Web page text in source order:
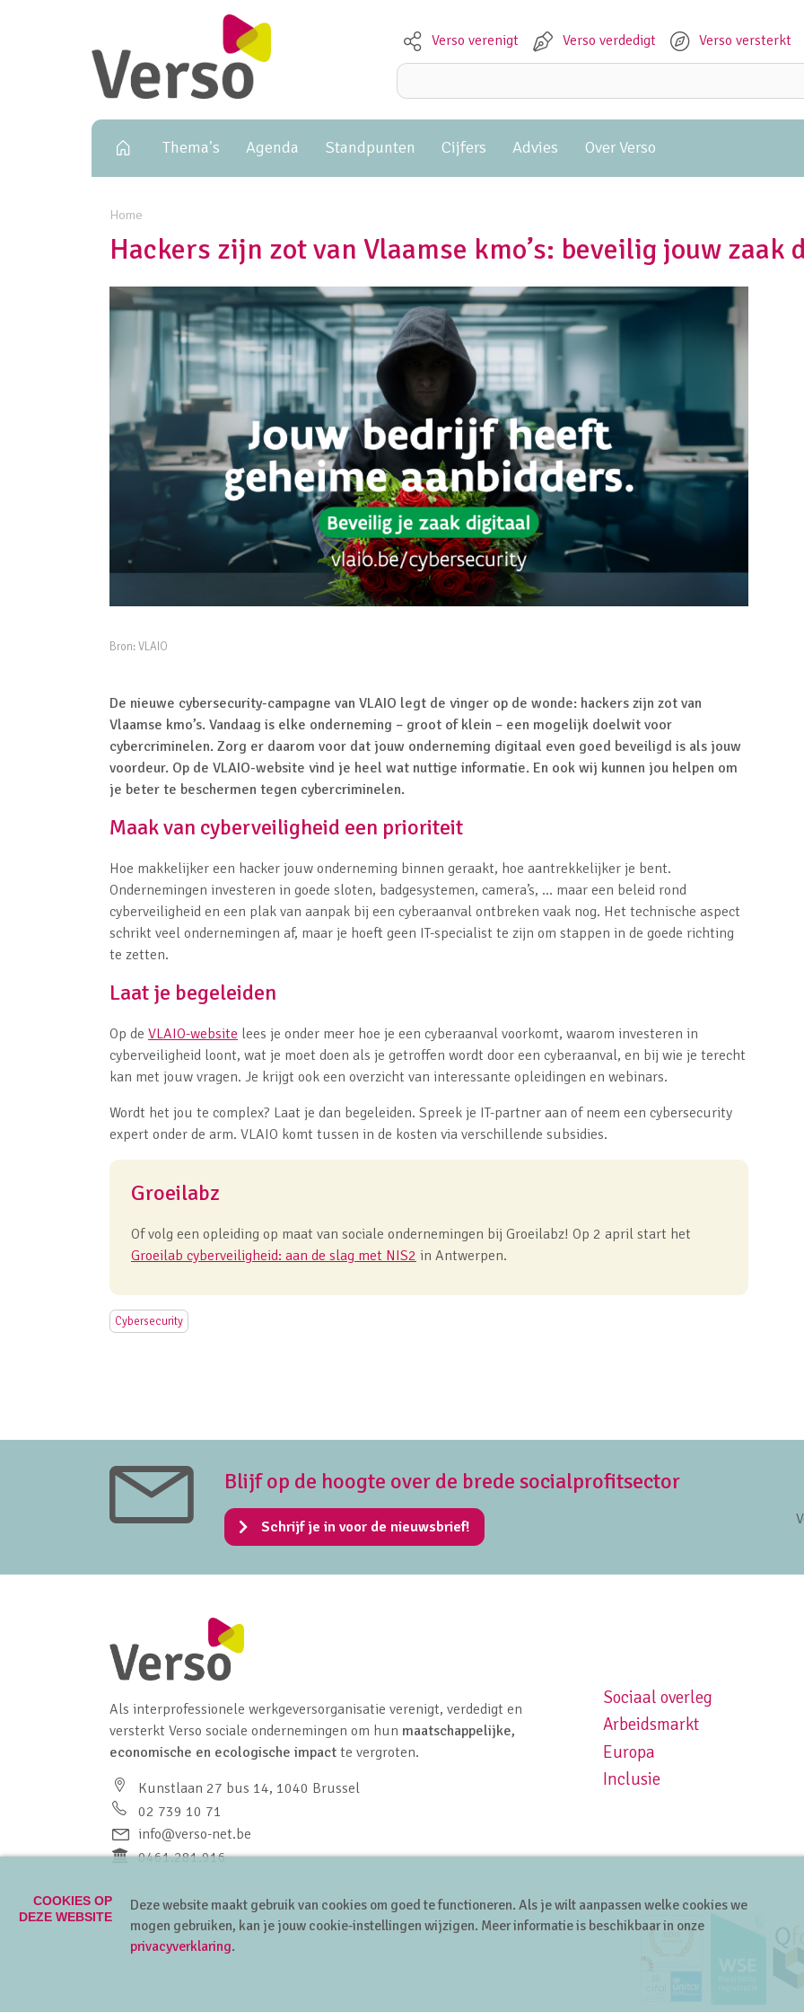
Meta navigation
Verso verenigt Verso verdedigt Verso versterkt
Zoeken:
Primary navigation
Thema's Agenda Standpunten Cijfers Advies Over Verso
Home
Hackers zijn zot van Vlaamse kmo’s: beveilig jouw zaak
Bron:VLAIO
De nieuwe cybersecurity-campagne van VLAIO legt de vinger op de wonde: hackers zijn zot van
Vlaamse kmo’s. Vandaag is elke onderneming – groot of klein – een mogelijk doelwit voor
cybercriminelen. Zorg er daarom voor dat jouw onderneming digitaal even goed beveiligd is als jouw
voordeur. Op de VLAIO-website vind je heel wat nuttige informatie. En ook wij kunnen jou helpen om
je beter te beschermen tegen cybercriminelen.
Maak van cyberveiligheid een prioriteit
Hoe makkelijker een hacker jouw onderneming binnen geraakt, hoe aantrekkelijker je bent.
Ondernemingen investeren in goede sloten, badgesystemen, camera’s, ... maar een beleid rond
cyberveiligheid en een plak van aanpak bij een cyberaanval ontbreken vaak nog. Het technische aspect
schrikt veel ondernemingen af, maar je hoeft geen IT-specialist te zijn om stappen in de goede richting
te zetten.
Laat je begeleiden
Op de VLAIO-website lees je onder meer hoe je een cyberaanval voorkomt, waarom investeren in
cyberveiligheid loont, wat je moet doen als je getroffen wordt door een cyberaanval, en bij wie je terecht
kan met jouw vragen. Je krijgt ook een overzicht van interessante opleidingen en webinars.
Wordt het jou te complex? Laat je dan begeleiden. Spreek je IT-partner aan of neem een cybersecurity
expert onder de arm. VLAIO komt tussen in de kosten via verschillende subsidies.
Groeilabz
Of volg een opleiding op maat van sociale ondernemingen bij Groeilabz! Op 2 april start het
Groeilab cyberveiligheid: aan de slag met NIS2 in Antwerpen.
Cybersecurity
Blijf op de hoogte over de brede socialprofitsector
Schrijf je in voor de nieuwsbrief!
Als interprofessionele werkgeversorganisatie verenigt, verdedigt en
versterkt Verso sociale ondernemingen om hun maatschappelijke,
economische en ecologische impact te vergroten.
Kunstlaan 27 bus 14, 1040 Brussel
02 739 10 71
info@verso-net.be
0461.281.916
Footer navigation left
Sociaal overleg
Arbeidsmarkt
Europa
Inclusie
COOKIES OP
DEZE WEBSITE
Deze website maakt gebruik van cookies om goed te functioneren. Als je wilt aanpassen welke cookies we
mogen gebruiken, kan je jouw cookie-instellingen wijzigen. Meer informatie is beschikbaar in onze
privacyverklaring.